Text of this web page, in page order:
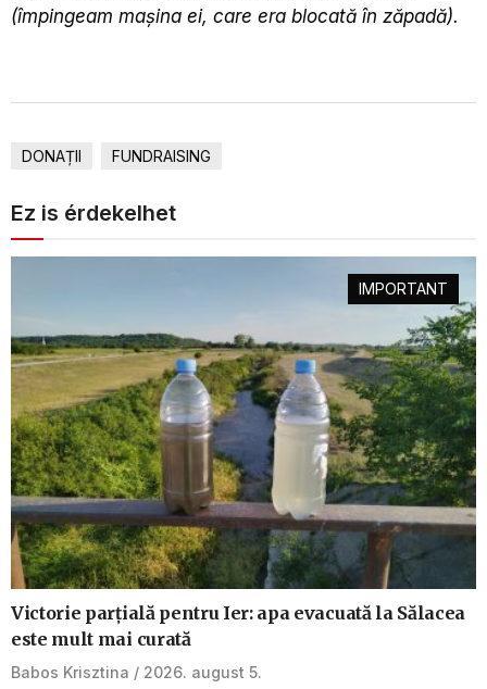
(împingeam mașina ei, care era blocată în zăpadă).
DONAȚII FUNDRAISING
Ez is érdekelhet
IMPORTANT
Victorie parțială pentru Ier: apa evacuată la Sălacea
este mult mai curată
Babos Krisztina 2026. august 5.